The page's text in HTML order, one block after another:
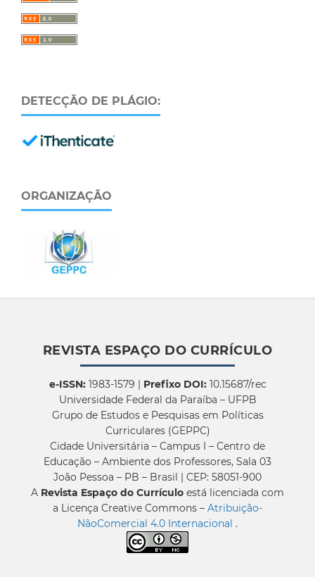
DETECÇÃO DE PLÁGIO:
ORGANIZAÇÃO
REVISTA ESPAÇO DO CURRÍCULO
e-ISSN:1983-1579 | Prefixo DOI:10.15687/rec
Universidade Federal da Paraíba – UFPB
Grupo de Estudos e Pesquisas em Políticas
Curriculares (GEPPC)
Cidade Universitária – Campus I – Centro de
Educação – Ambiente dos Professores, Sala 03
João Pessoa – PB – Brasil | CEP: 58051-900
A Revista Espaço do Currículo está licenciada com
a Licença Creative Commons – Atribuição-
NãoComercial 4.0 Internacional .